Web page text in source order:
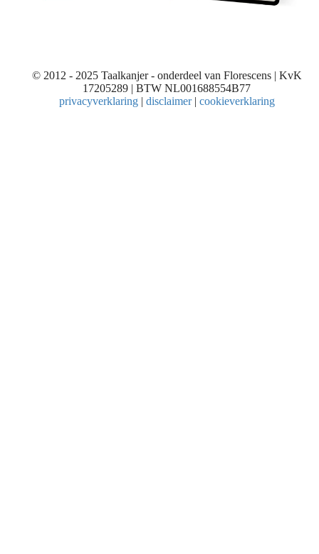
© 2012 - 2025 Taalkanjer - onderdeel van Florescens | KvK
17205289 | BTW NL001688554B77
privacyverklaring | disclaimer | cookieverklaring